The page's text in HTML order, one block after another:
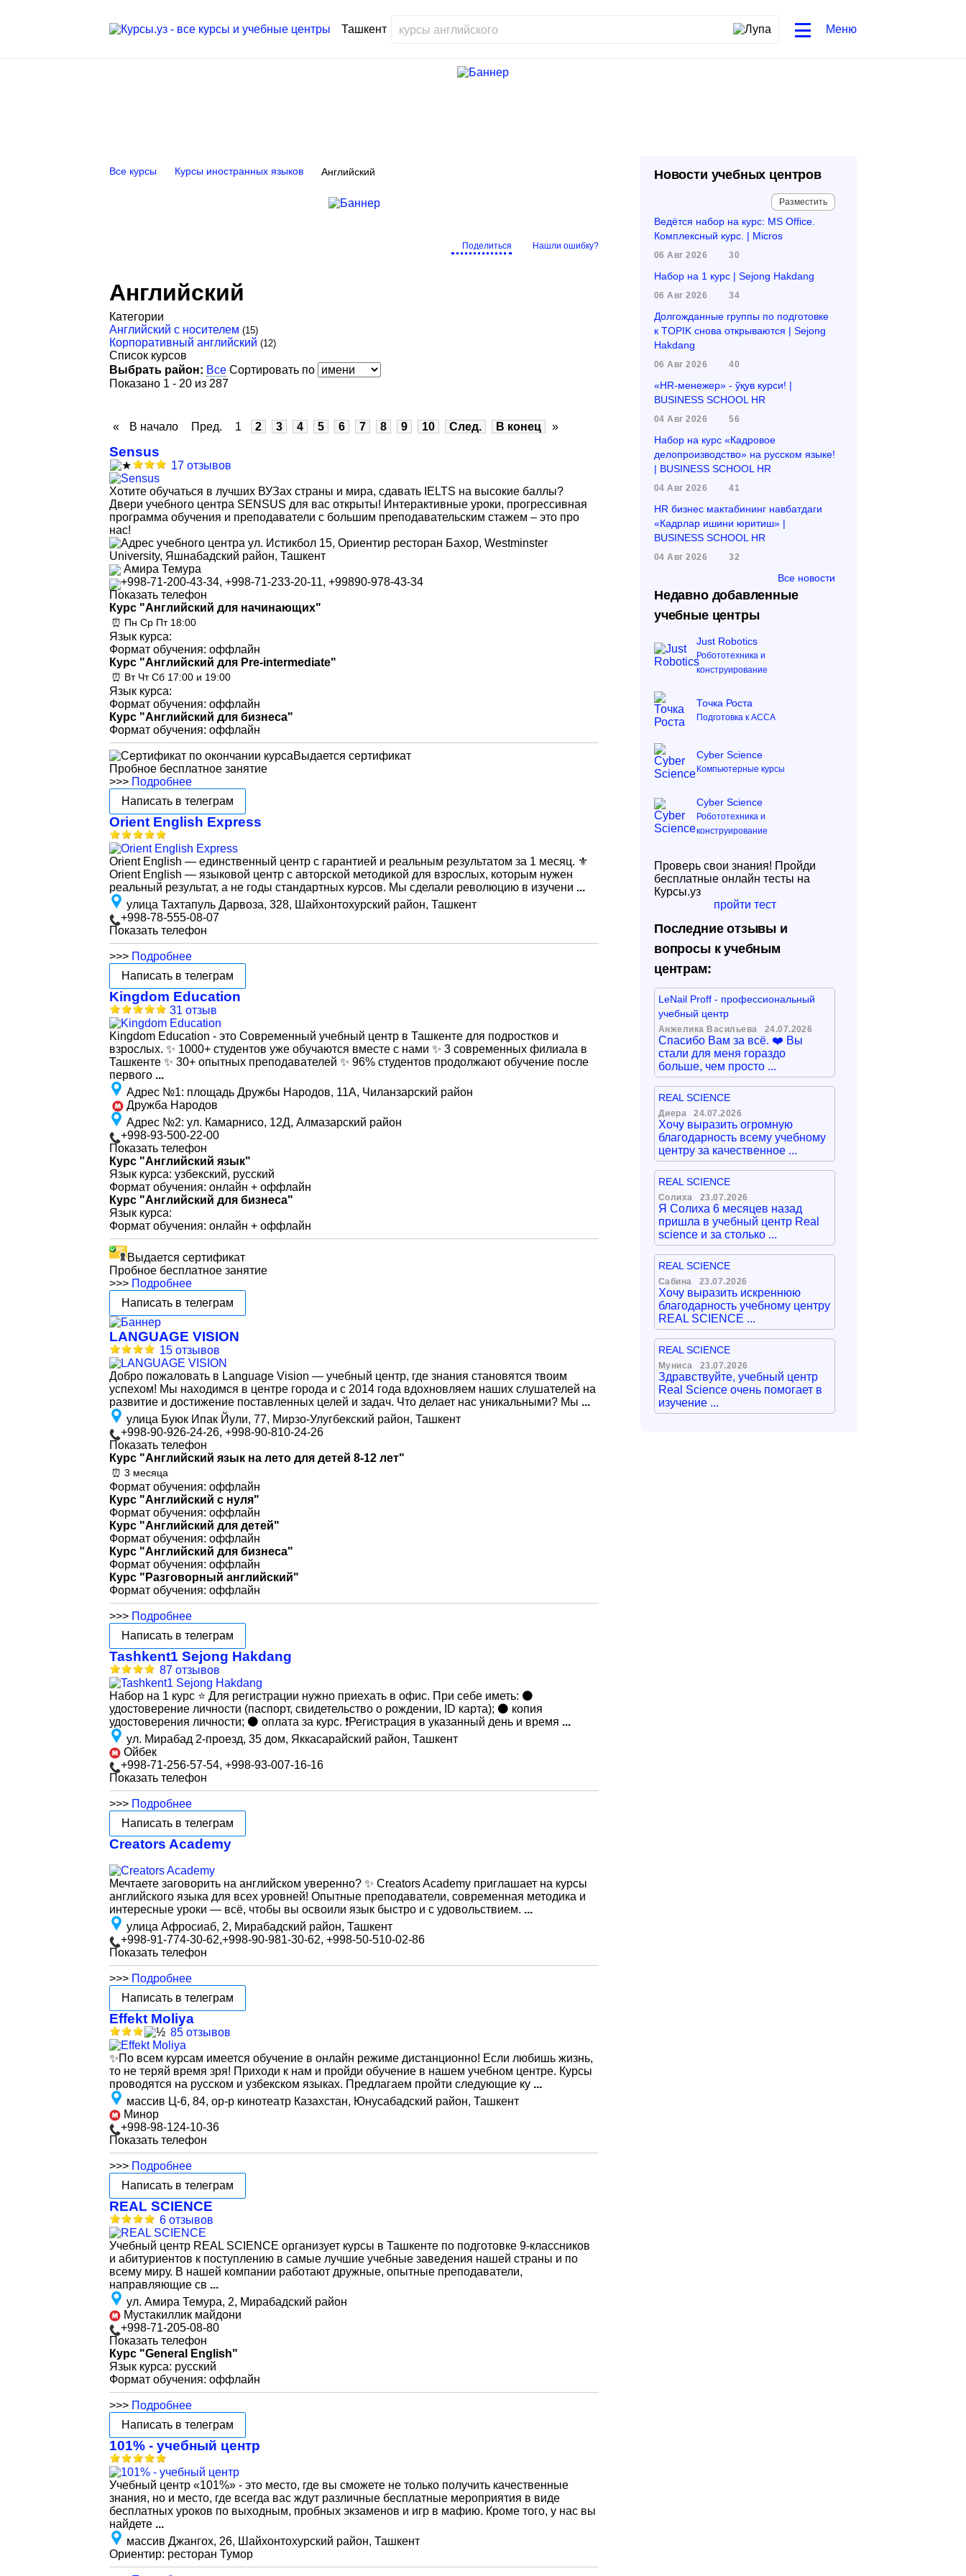
Ташкент Меню
Все курсы Курсы иностранных языков Английский
Поделиться Нашли ошибку?
Английский
Категории
Английский с носителем (15)
Корпоративный английский (12)
Список курсов
Выбрать район: Все Сортировать по
Показано 1 - 20 из 287
« В начало Пред. 1 2 3 4 5 6 7 8 9 10 След. В конец »
Sensus
17 отзывов
Хотите обучаться в лучших ВУЗах страны и мира, сдавать IELTS на высокие баллы?
Двери учебного центра SENSUS для вас открыты! Интерактивные уроки, прогрессивная
программа обучения и преподаватели с большим преподавательским стажем – это про
нас!
ул. Истикбол 15, Ориентир ресторан Бахор, Westminster
University, Яшнабадский район, Ташкент
Амира Темура
+998-71-200-43-34, +998-71-233-20-11, +99890-978-43-34
Показать телефон
Курс "Английский для начинающих"
⏰ Пн Ср Пт 18:00
Язык курса:
Формат обучения: оффлайн
Курс "Английский для Pre-intermediate"
⏰ Вт Чт Сб 17:00 и 19:00
Язык курса:
Формат обучения: оффлайн
Курс "Английский для бизнеса"
Формат обучения: оффлайн
Выдается сертификат
Пробное бесплатное занятие
>>> Подробнее
Написать в телеграм
Orient English Express
Orient English — единственный центр с гарантией и реальным результатом за 1 месяц. ⚜️
Orient English — языковой центр с авторской методикой для взрослых, которым нужен
реальный результат, а не годы стандартных курсов. Мы сделали революцию в изучени ...
улица Тахтапуль Дарвоза, 328, Шайхонтохурский район, Ташкент
+998-78-555-08-07
Показать телефон
>>> Подробнее
Написать в телеграм
Kingdom Education
31 отзыв
Kingdom Education - это Современный учебный центр в Ташкенте для подростков и
взрослых. ✨ 1000+ студентов уже обучаются вместе с нами ✨ 3 современных филиала в
Ташкенте ✨ 30+ опытных преподавателей ✨ 96% студентов продолжают обучение после
первого ...
Адрес №1: площадь Дружбы Народов, 11А, Чиланзарский район
Дружба Народов
Адрес №2: ул. Камарнисо, 12Д, Алмазарский район
+998-93-500-22-00
Показать телефон
Курс "Английский язык"
Язык курса: узбекский, русский
Формат обучения: онлайн + оффлайн
Курс "Английский для бизнеса"
Язык курса:
Формат обучения: онлайн + оффлайн
Выдается сертификат
Пробное бесплатное занятие
>>> Подробнее
Написать в телеграм
LANGUAGE VISION
15 отзывов
Добро пожаловать в Language Vision — учебный центр, где знания становятся твоим
успехом! Мы находимся в центре города и с 2014 года вдохновляем наших слушателей на
развитие и достижение поставленных целей и задач. Что делает нас уникальными? Мы ...
улица Буюк Ипак Йули, 77, Мирзо-Улугбекский район, Ташкент
+998-90-926-24-26, +998-90-810-24-26
Показать телефон
Курс "Английский язык на лето для детей 8-12 лет"
⏰ 3 месяца
Формат обучения: оффлайн
Курс "Английский с нуля"
Формат обучения: оффлайн
Курс "Английский для детей"
Формат обучения: оффлайн
Курс "Английский для бизнеса"
Формат обучения: оффлайн
Курс "Разговорный английский"
Формат обучения: оффлайн
>>> Подробнее
Написать в телеграм
Tashkent1 Sejong Hakdang
87 отзывов
Набор на 1 курс ⭐️ Для регистрации нужно приехать в офис. При себе иметь: ⚫
удостоверение личности (паспорт, свидетельство о рождении, ID карта); ⚫ копия
удостоверения личности; ⚫ оплата за курс. ❗️Регистрация в указанный день и время ...
ул. Мирабад 2-проезд, 35 дом, Яккасарайский район, Ташкент
Ойбек
+998-71-256-57-54, +998-93-007-16-16
Показать телефон
>>> Подробнее
Написать в телеграм
Creators Academy
Мечтаете заговорить на английском уверенно? ✨ Creators Academy приглашает на курсы
английского языка для всех уровней! Опытные преподаватели, современная методика и
интересные уроки — всё, чтобы вы освоили язык быстро и с удовольствием. ...
улица Афросиаб, 2, Мирабадский район, Ташкент
+998-91-774-30-62,+998-90-981-30-62, +998-50-510-02-86
Показать телефон
>>> Подробнее
Написать в телеграм
Effekt Moliya
85 отзывов
✨По всем курсам имеется обучение в онлайн режиме дистанционно! Если любишь жизнь,
то не теряй время зря! Приходи к нам и пройди обучение в нашем учебном центре. Курсы
проводятся на русском и узбекском языках. Предлагаем пройти следующие ку ...
массив Ц-6, 84, ор-р кинотеатр Казахстан, Юнусабадский район, Ташкент
Минор
+998-98-124-10-36
Показать телефон
>>> Подробнее
Написать в телеграм
REAL SCIENCE
6 отзывов
Учебный центр REAL SCIENCE организует курсы в Ташкенте по подготовке 9-классников
и абитуриентов к поступлению в самые лучшие учебные заведения нашей страны и по
всему миру. В нашей компании работают дружные, опытные преподаватели,
направляющие св ...
ул. Амира Темура, 2, Мирабадский район
Мустакиллик майдони
+998-71-205-08-80
Показать телефон
Курс "General English"
Язык курса: русский
Формат обучения: оффлайн
>>> Подробнее
Написать в телеграм
101% - учебный центр
Учебный центр «101%» - это место, где вы сможете не только получить качественные
знания, но и место, где всегда вас ждут различные бесплатные мероприятия в виде
бесплатных уроков по выходным, пробных экзаменов и игр в мафию. Кроме того, у нас вы
найдете ...
массив Джангох, 26, Шайхонтохурский район, Ташкент
Ориентир: ресторан Тумор
Новости учебных центров
Разместить
Ведётся набор на курс: MS Office.
Комплексный курс. | Micros
06 Авг 2026 30
Набор на 1 курс | Sejong Hakdang
06 Авг 2026 34
Долгожданные группы по подготовке
к TOPIK снова открываются | Sejong
Hakdang
06 Авг 2026 40
«HR-менежер» - ўқув курси! |
BUSINESS SCHOOL HR
04 Авг 2026 56
Набор на курс «Кадровое
делопроизводство» на русском языке!
| BUSINESS SCHOOL HR
04 Авг 2026 41
HR бизнес мактабининг навбатдаги
«Кадрлар ишини юритиш» |
BUSINESS SCHOOL HR
04 Авг 2026 32
Все новости
Недавно добавленные
учебные центры
Just Robotics
Робототехника и
конструирование
Точка Роста
Подготовка к ACCA
Cyber Science
Компьютерные курсы
Cyber Science
Робототехника и
конструирование
Проверь свои знания! Пройди
бесплатные онлайн тесты на
Курсы.уз
пройти тест
Последние отзывы и
вопросы к учебным
центрам:
LeNail Proff - профессиональный
учебный центр
Анжелика Васильева 24.07.2026
Спасибо Вам за всё. ❤️ Вы
стали для меня гораздо
больше, чем просто ...
REAL SCIENCE
Диера 24.07.2026
Хочу выразить огромную
благодарность всему учебному
центру за качественное ...
REAL SCIENCE
Солиха 23.07.2026
Я Солиха 6 месяцев назад
пришла в учебный центр Real
science и за столько ...
REAL SCIENCE
Сабина 23.07.2026
Хочу выразить искреннюю
благодарность учебному центру
REAL SCIENCE ...
REAL SCIENCE
Муниса 23.07.2026
Здравствуйте, учебный центр
Real Science очень помогает в
изучение ...